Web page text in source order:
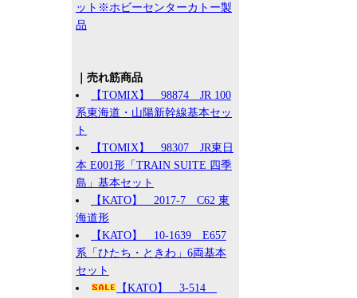
ット※ホビーセンターカトー製
品
｜売れ筋商品
【TOMIX】 98874 JR 100
系東海道・山陽新幹線基本セッ
ト
【TOMIX】 98307 JR東日
本 E001形「TRAIN SUITE 四季
島」基本セット
【KATO】 2017-7 C62 東
海道形
【KATO】 10-1639 E657
系「ひたち・ときわ」6両基本
セット
【KATO】 3-514